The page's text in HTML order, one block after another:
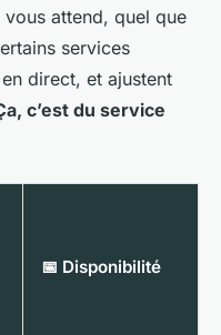
attend, quel que
services
direct, et ajustent
c’est du service
📅 Disponibilité